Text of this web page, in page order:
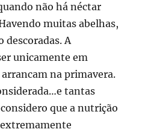
não há néctar
muitas abelhas,
descoradas. A
unicamente em
na primavera.
tantas
que a nutrição